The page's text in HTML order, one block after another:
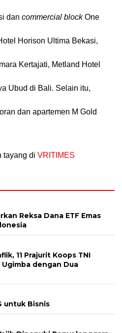
dan commercial blockOne
Horison Ultima Bekasi,
Kertajati, Metland Hotel
Ubud di Bali. Selain itu,
dan apartemen M Gold
tayang di VRITIMES
Reksa Dana ETF Emas
11 Prajurit Koops TNI
Ugimba dengan Dua
untuk Bisnis